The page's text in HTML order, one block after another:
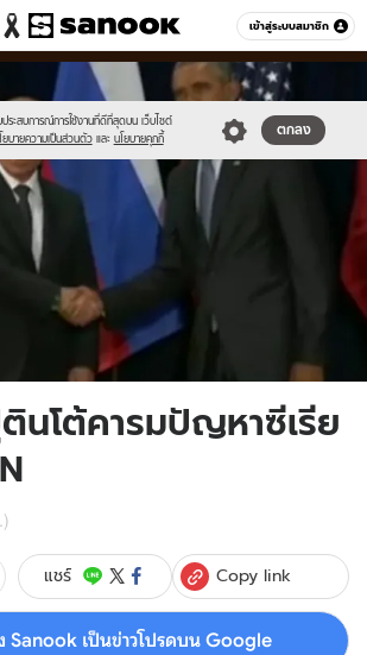
เข้าสู่ระบบสมาชิก
หมวดอื่นๆ
ประสบการณ์การใช้งานที่ดีที่สุดบน เว็บไซต์
ยบายความเป็นส่วนตัว และ นโยบายคุกกี้
ตกลง
images/logo-
374/1873378/648928-
นโต้คารมปัญหาซีเรีย
แชร์ Copy link
Sanook เป็นข่าวโปรดบน Google